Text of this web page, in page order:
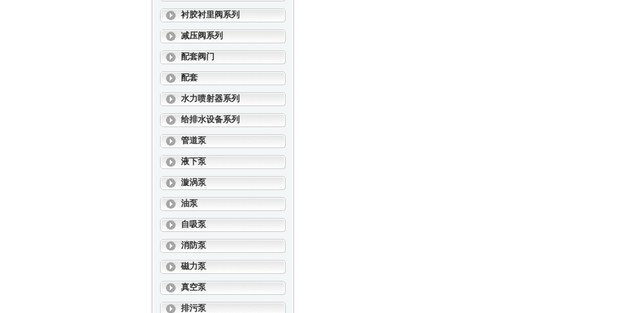
衬胶衬里阀系列
减压阀系列
配套阀门
配套
水力喷射器系列
给排水设备系列
管道泵
液下泵
漩涡泵
油泵
自吸泵
消防泵
磁力泵
真空泵
排污泵